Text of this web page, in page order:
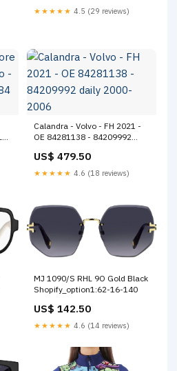
★★★★★ 4.5 (29 reviews)
Calandra - Volvo - FH 2021 -
OE 84281138 - 84209992
US$ 479.50
★★★★★ 4.6 (18 reviews)
MJ 1090/S RHL 9O Gold Black
Shopify_option1:62-16-140
US$ 142.50
★★★★★ 4.6 (14 reviews)